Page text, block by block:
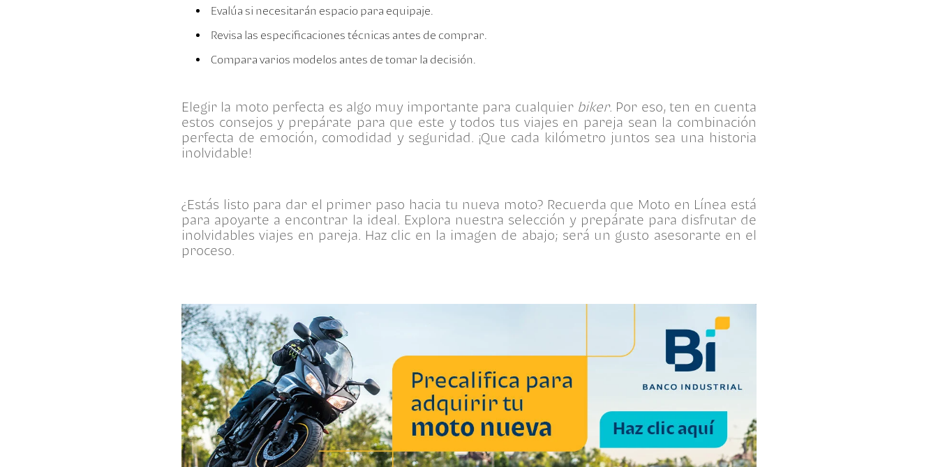
Evalúa si necesitarán espacio para equipaje.
Revisa las especificaciones técnicas antes de comprar.
Compara varios modelos antes de tomar la decisión.
Elegir la moto perfecta es algo muy importante para cualquier biker. Por eso, ten en cuenta
estos consejos y prepárate para que este y todos tus viajes en pareja sean la combinación
perfecta de emoción, comodidad y seguridad. ¡Que cada kilómetro juntos sea una historia
inolvidable!
¿Estás listo para dar el primer paso hacia tu nueva moto? Recuerda que Moto en Línea está
para apoyarte a encontrar la ideal. Explora nuestra selección y prepárate para disfrutar de
inolvidables viajes en pareja. Haz clic en la imagen de abajo; será un gusto asesorarte en el
proceso.